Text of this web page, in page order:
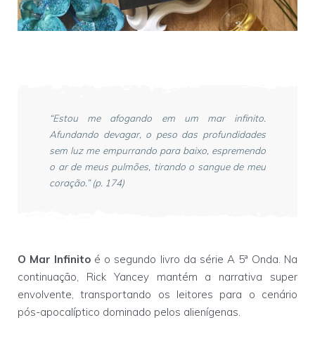
“Estou me afogando em um mar infinito.
Afundando devagar, o peso das profundidades
sem luz me empurrando para baixo, espremendo
o ar de meus pulmões, tirando o sangue de meu
coração.” (p. 174)
O Mar Infinito é o segundo livro da série A 5ª Onda. Na
continuação, Rick Yancey mantém a narrativa super
envolvente, transportando os leitores para o cenário
pós-apocalíptico dominado pelos alienígenas.